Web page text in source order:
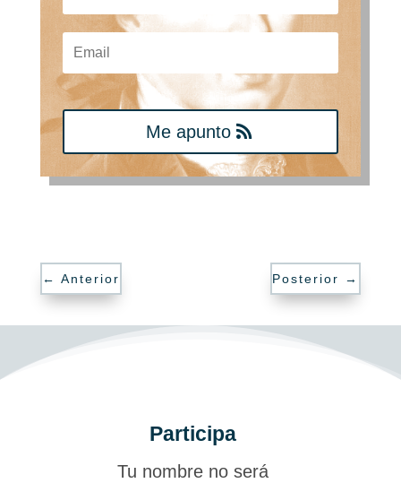
Me apunto
← Anterior Posterior →
Participa
Tu nombre no será